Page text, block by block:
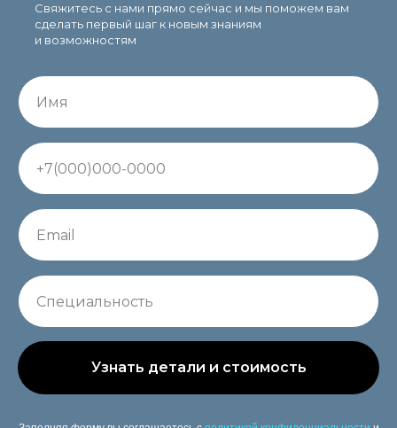
Свяжитесь с нами прямо сейчас и мы поможем вам
сделать первый шаг к новым знаниям
и возможностям
Узнать детали и стоимость